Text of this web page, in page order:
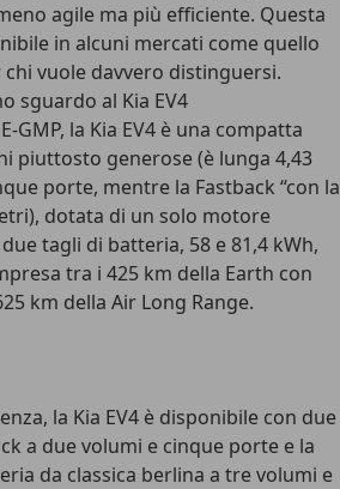
agile ma più efficiente. Questa
in alcuni mercati come quello
chi vuole davvero distinguersi.
sguardo al Kia EV4
GMP, la Kia EV4 è una compatta
piuttosto generose (è lunga 4,43
porte, mentre la Fastback “con la
dotata di un solo motore
due tagli di batteria, 58 e 81,4 kWh,
tra i 425 km della Earth con
km della Air Long Range.
la Kia EV4 è disponibile con due
a due volumi e cinque porte e la
da classica berlina a tre volumi e